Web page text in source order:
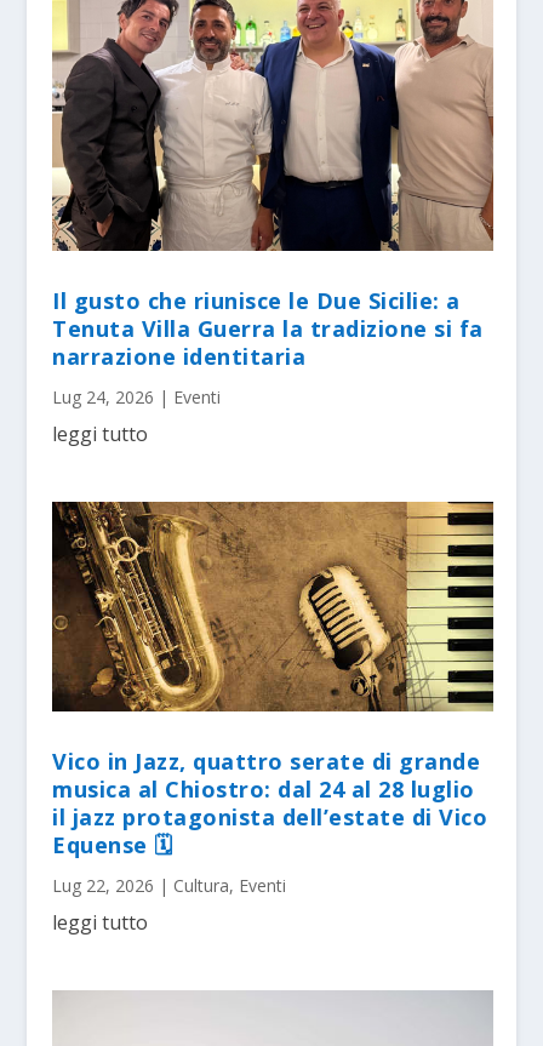
Il gusto che riunisce le Due Sicilie: a
Tenuta Villa Guerra la tradizione si fa
narrazione identitaria
Lug 24, 2026 | Eventi
leggi tutto
Vico in Jazz, quattro serate di grande
musica al Chiostro: dal 24 al 28 luglio
il jazz protagonista dell’estate di Vico
Equense 🗓
Lug 22, 2026 | Cultura, Eventi
leggi tutto